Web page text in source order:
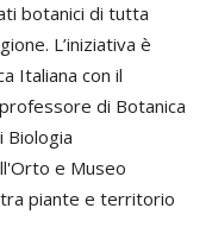
botanici di tutta
L’iniziativa è
Italiana con il
di Botanica
Biologia
e Museo
piante e territorio